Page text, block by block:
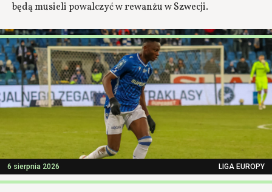
będą musieli powalczyć w rewanżu w Szwecji.
6 sierpnia 2026 LIGA EUROPY